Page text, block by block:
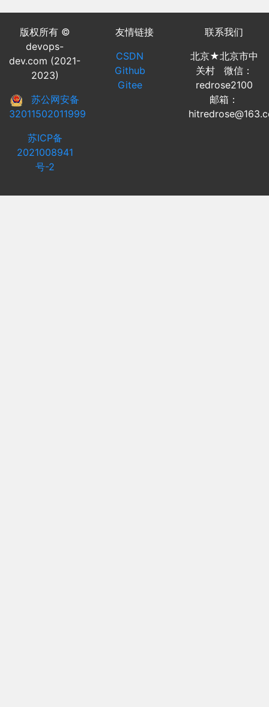
版权所有 ©
devops-
dev.com (2021-
2023)
苏公网安备
32011502011999
苏ICP备
2021008941
号-2
友情链接
CSDN
Github
Gitee
联系我们
北京★北京市中
关村 微信：
redrose2100
邮箱：